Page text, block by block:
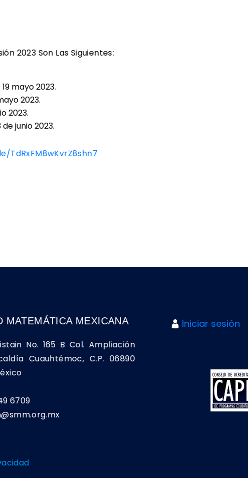
2023 Son Las Siguientes:
mayo 2023.
2023.
2023.
junio 2023.
tdRxFM8wKvrZ8shn7
MATEMÁTICA MEXICANA
No. 165 B Col. Ampliación
Cuauhtémoc, C.P. 06890
6709
Iniciar sesión